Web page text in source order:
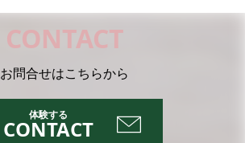
CONTACT
お問合せはこちらから
CONTACT